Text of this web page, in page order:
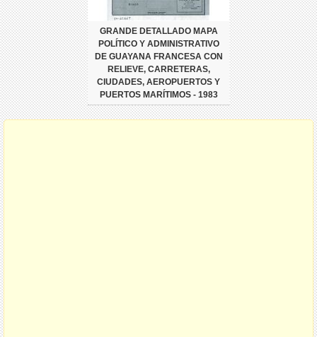
GRANDE DETALLADO MAPA
POLÍTICO Y ADMINISTRATIVO
DE GUAYANA FRANCESA CON
RELIEVE, CARRETERAS,
CIUDADES, AEROPUERTOS Y
PUERTOS MARÍTIMOS - 1983